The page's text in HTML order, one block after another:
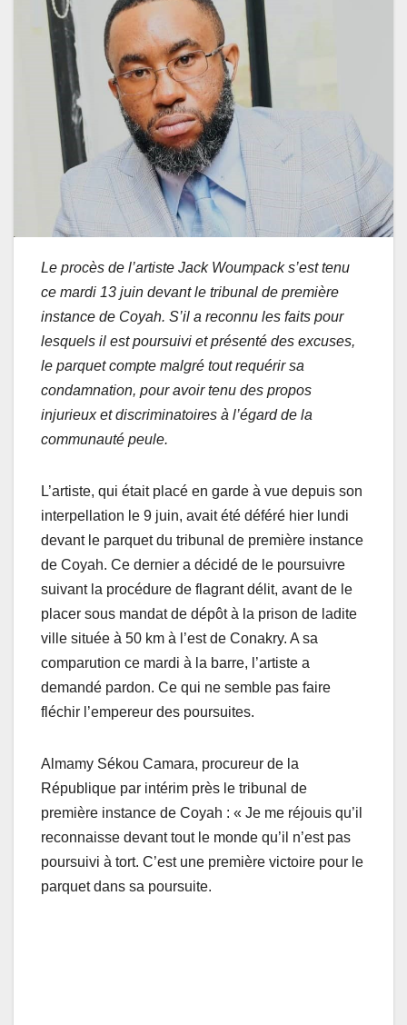
Le procès de l’artiste Jack Woumpack s’est tenu
ce mardi 13 juin devant le tribunal de première
instance de Coyah. S’il a reconnu les faits pour
lesquels il est poursuivi et présenté des excuses,
le parquet compte malgré tout requérir sa
condamnation, pour avoir tenu des propos
injurieux et discriminatoires à l’égard de la
communauté peule.
L’artiste, qui était placé en garde à vue depuis son
interpellation le 9 juin, avait été déféré hier lundi
devant le parquet du tribunal de première instance
de Coyah. Ce dernier a décidé de le poursuivre
suivant la procédure de flagrant délit, avant de le
placer sous mandat de dépôt à la prison de ladite
ville située à 50 km à l’est de Conakry. A sa
comparution ce mardi à la barre, l’artiste a
demandé pardon. Ce qui ne semble pas faire
fléchir l’empereur des poursuites.
Almamy Sékou Camara, procureur de la
République par intérim près le tribunal de
première instance de Coyah : « Je me réjouis qu’il
reconnaisse devant tout le monde qu’il n’est pas
poursuivi à tort. C’est une première victoire pour le
parquet dans sa poursuite.